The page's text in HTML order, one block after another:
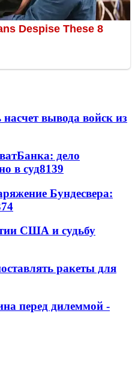
вывода войск из
дело
в суд8139
Бундесвера:
США и судьбу
ракеты для
перед дилеммой -